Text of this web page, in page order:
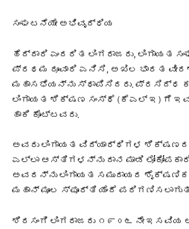
ಸಂಘಟನೆಯೇ ಅಭಿವೃದ್ಧಿಯ
ಹೆದ್ದಾರಿ ಎಂದರಿತ ಲಿಂಗರಾಜರು, ಲಿಂಗಾಯತ
ಪ್ರಥಮ ರೂವಾರಿ ಎನಿಸಿ, ಅಖಿಲ ಭಾರತ
ಮಹಾಸಭೆಯನ್ನು ಸ್ಥಾಪಿಸಿದರು. ಪ್ರಸಿದ್ಧ
ಲಿಂಗಾಯತ ಶಿಕ್ಷಣ ಸಂಸ್ಥೆ (ಕೆಎಲ್ ಇ) ಗೆ
ಹಾಕಿ ಕೊಟ್ಟವರು.
ಅವರು ಲಿಂಗಾಯತ ವಿದ್ಯಾರ್ಥಿಗಳ ಶಿಕ್ಷಣದ
ಎಲ್ಲಾ ಆಸ್ತಿಗಳನ್ನು ದಾನ ಮಾಡಿ
ಅವರನ್ನು ಲಿಂಗಾಯತ ಸಮುದಾಯದ ಶೈಕ್ಷಣಿಕ
ಮಹಾನ್ ಮೂಲ ಸ್ಫೂರ್ತಿ ಯೆಂದೆ
ಶಿರಸಂಗಿ ಲಿಂಗರಾಜರು ೧೯೦೬ ನೇ